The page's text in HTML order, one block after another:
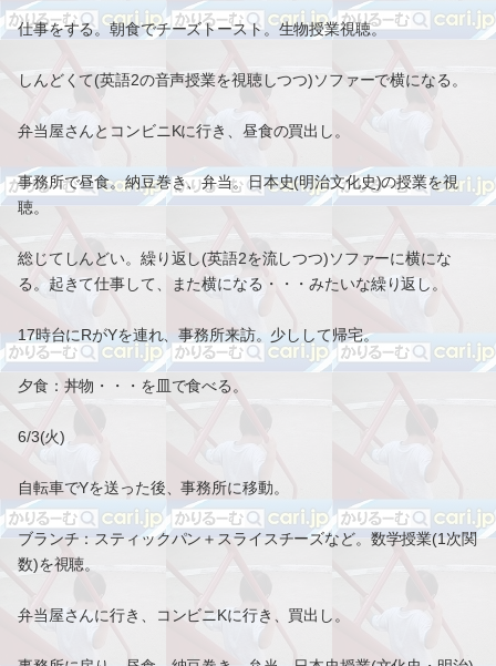
仕事をする。朝食でチーズトースト。生物授業視聴。
しんどくて(英語2の音声授業を視聴しつつ)ソファーで横になる。
弁当屋さんとコンビニKに行き、昼食の買出し。
事務所で昼食。納豆巻き、弁当。日本史(明治文化史)の授業を視
聴。
総じてしんどい。繰り返し(英語2を流しつつ)ソファーに横にな
る。起きて仕事して、また横になる・・・みたいな繰り返し。
17時台にRがYを連れ、事務所来訪。少しして帰宅。
夕食：丼物・・・を皿で食べる。
6/3(火)
自転車でYを送った後、事務所に移動。
ブランチ：スティックパン＋スライスチーズなど。数学授業(1次関
数)を視聴。
弁当屋さんに行き、コンビニKに行き、買出し。